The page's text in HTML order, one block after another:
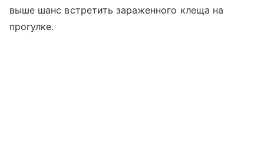
выше шанс встретить зараженного клеща на
прогулке.